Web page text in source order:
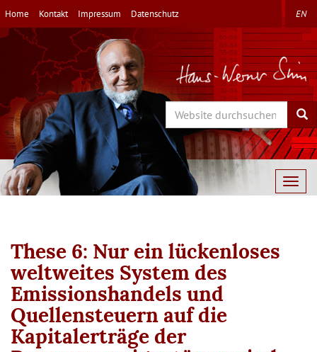
Direkt
zum
Inhalt
Home Kontakt Impressum Datenschutz EN
Search
These 6: Nur ein lückenloses
weltweites System des
Emissionshandels und
Quellensteuern auf die
Kapitalerträge der